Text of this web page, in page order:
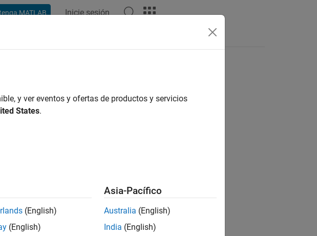
MATLAB Inicie sesión
useful was this information?
y ver eventos y ofertas de productos y servicios
States.
(English)
(English)
Asia-Pacífico
Australia (English)
India (English)